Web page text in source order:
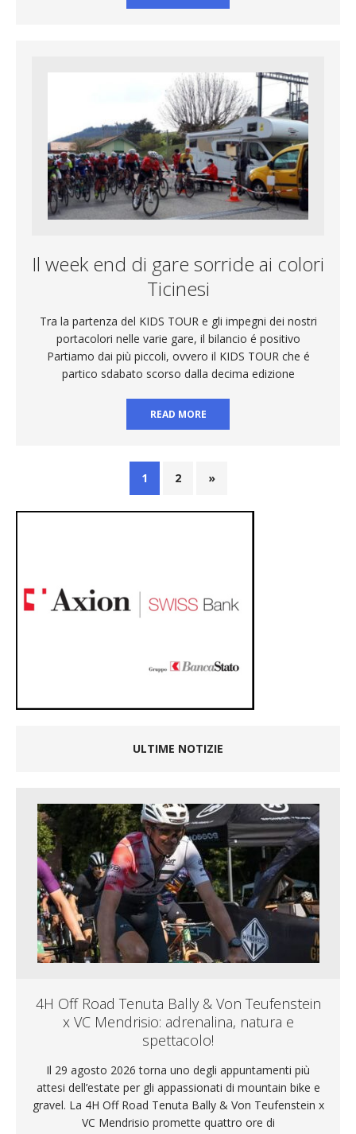
Il week end di gare sorride ai colori
Ticinesi
Tra la partenza del KIDS TOUR e gli impegni dei nostri
portacolori nelle varie gare, il bilancio é positivo
Partiamo dai più piccoli, ovvero il KIDS TOUR che é
partico sdabato scorso dalla decima edizione
READ MORE
1 2 »
ULTIME NOTIZIE
4H Off Road Tenuta Bally & Von Teufenstein
x VC Mendrisio: adrenalina, natura e
spettacolo!
Il 29 agosto 2026 torna uno degli appuntamenti più
attesi dell’estate per gli appassionati di mountain bike e
gravel. La 4H Off Road Tenuta Bally & Von Teufenstein x
VC Mendrisio promette quattro ore di